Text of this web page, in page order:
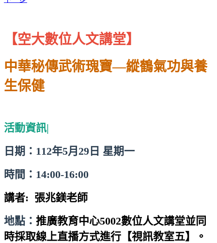
【空大數位人文講堂】
中華秘傳武術瑰寶—縱鶴氣功與養
生保健
活動資訊|
日期：112年5月29日 星期一
時間：14:00-16:00
講者: 張兆鎂老師
地點： 推廣教育中心5002數位人文講堂並同
時採取線上直播方式進行【視訊教室五】。